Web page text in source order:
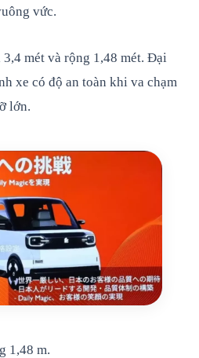
vức.
mét và rộng 1,48 mét. Đại
xe có độ an toàn khi va chạm
lớn.
1,48 m.